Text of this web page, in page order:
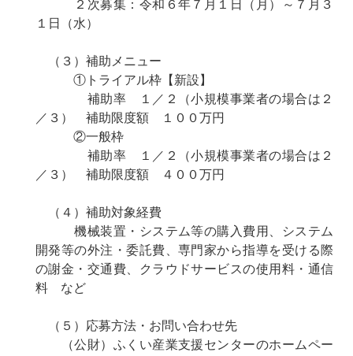
２次募集：令和６年７月１日（月）～７月３
１日（水）
（３）補助メニュー
①トライアル枠【新設】
補助率 １／２（小規模事業者の場合は２
／３） 補助限度額 １００万円
②一般枠
補助率 １／２（小規模事業者の場合は２
／３） 補助限度額 ４００万円
（４）補助対象経費
機械装置・システム等の購入費用、システム
開発等の外注・委託費、専門家から指導を受ける際
の謝金・交通費、クラウドサービスの使用料・通信
料 など
（５）応募方法・お問い合わせ先
（公財）ふくい産業支援センターのホームペー